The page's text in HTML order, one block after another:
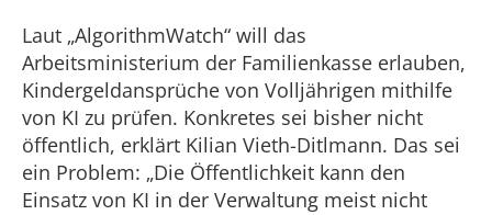
Laut „AlgorithmWatch“ will das
Arbeitsministerium der Familienkasse erlauben,
Kindergeldansprüche von Volljährigen mithilfe
von KI zu prüfen. Konkretes sei bisher nicht
öffentlich, erklärt Kilian Vieth-Ditlmann. Das sei
ein Problem: „Die Öffentlichkeit kann den
Einsatz von KI in der Verwaltung meist nicht